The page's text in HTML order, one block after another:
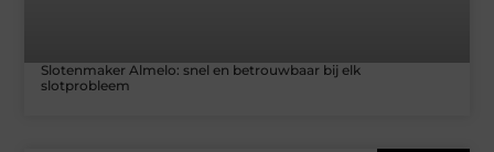
Slotenmaker Almelo: snel en betrouwbaar bij elk
slotprobleem